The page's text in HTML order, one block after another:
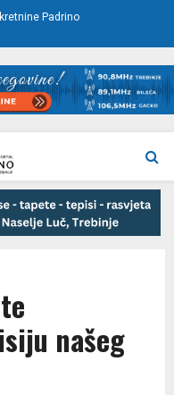
Padrino
našeg